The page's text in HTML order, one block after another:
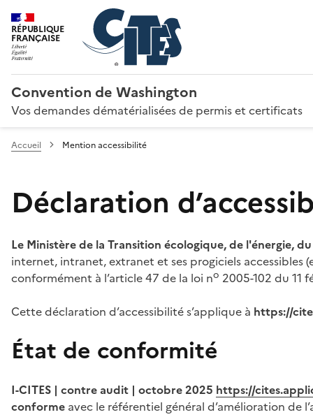
RÉPUBLIQUE
FRANÇAISE
Convention de Washington
Vos demandes dématérialisées de permis et certificats
Accueil Mention accessibilité
Déclaration
Le Ministère de la Transition écologique, de l'énergie,
internet, intranet, extranet et ses progiciels
conformément à l’article 47 de la loi no 2005-102 du 11
Cette déclaration d’accessibilité s’applique à https://
État de conformité
I-CITES | contre audit | octobre 2025 https://
conforme avec le référentiel général d’amélioration de